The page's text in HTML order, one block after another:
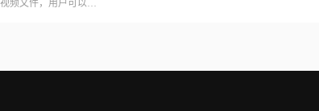
频文件，用户可以在